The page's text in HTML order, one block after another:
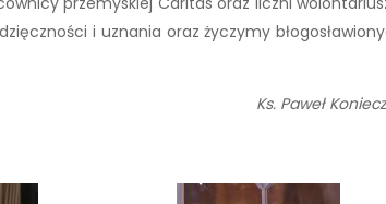
i uznania oraz życzymy
Ks. Paweł